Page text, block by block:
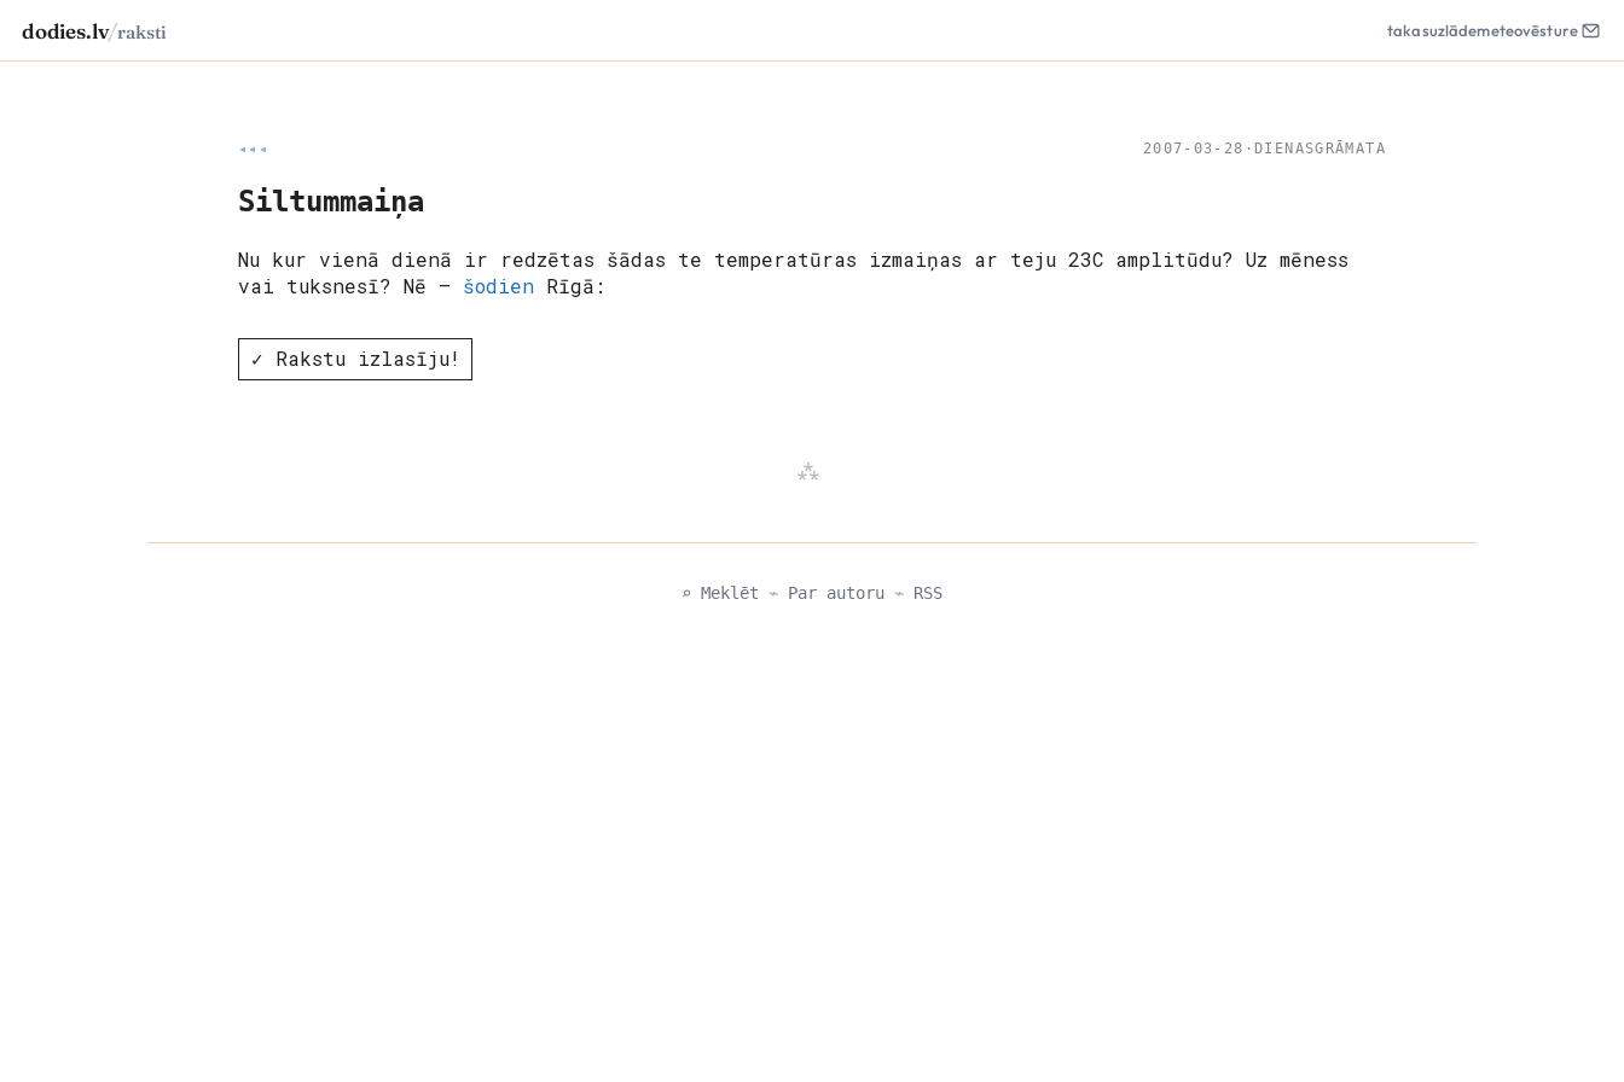
dodies.lv/raksti takasuzlādemeteovēsture
◂◂◂ 2007-03-28 · DIENASGRĀMATA
Siltummaiņa
Nu kur vienā dienā ir redzētas šādas te temperatūras izmaiņas ar teju 23C amplitūdu? Uz mēness
vai tuksnesī? Nē – šodien Rīgā:
✓ Rakstu izlasīju!
⌕ Meklēt ⌁ Par autoru ⌁ RSS